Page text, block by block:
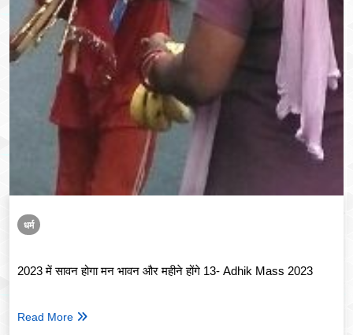
धर्म
2023 में सावन होगा मन भावन और महीने होंगे 13- Adhik Mass 2023
Read More